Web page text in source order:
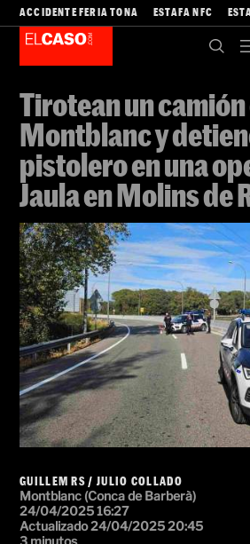
ACCIDENTE FERIA TONA ESTAFA NFC
Tirotean un camión
Montblanc y
pistolero en una
Jaula en Molins de
GUILLEM RS / JULIO COLLADO
Montblanc (Conca de Barberà)
24/04/2025 16:27
Actualizado 24/04/2025 20:45
3 minutos